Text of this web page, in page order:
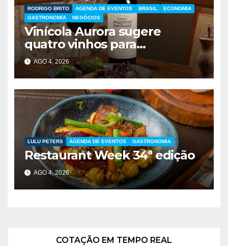
RODRIGO BRITO AGENDA DE EVENTOS BRASIL
ECONOMIA
GASTRONOMIA
NEGÓCIOS
Vinícola Aurora sugere
quatro vinhos para
presentear no Dia dos Pais
AGO 4, 2026
LULU PETERS AGENDA DE EVENTOS GASTRONOMIA
Restaurant Week 34ª edição
AGO 4, 2026
COTAÇÃO EM TEMPO REAL